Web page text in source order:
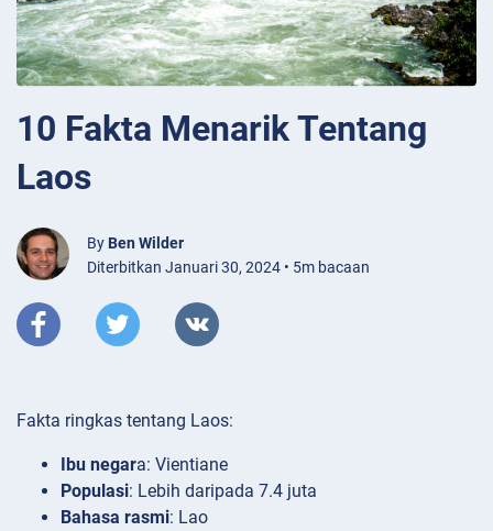
10 Fakta Menarik Tentang
Laos
By Ben Wilder
Diterbitkan Januari 30, 2024 • 5m bacaan
Fakta ringkas tentang Laos:
Ibu negara: Vientiane
Populasi: Lebih daripada 7.4 juta
Bahasa rasmi: Lao